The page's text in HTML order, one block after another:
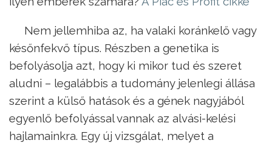
Nem jellemhiba az, ha valaki koránkelő vagy
későnfekvő típus. Részben a genetika is
befolyásolja azt, hogy ki mikor tud és szeret
aludni – legalábbis a tudomány jelenlegi állása
szerint a külső hatások és a gének nagyjából
egyenlő befolyással vannak az alvási-kelési
hajlamainkra. Egy új vizsgálat, melyet a